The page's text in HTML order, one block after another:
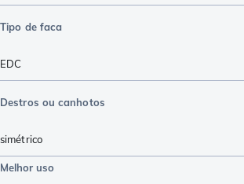
Tipo de faca
EDC
Destros ou canhotos
simétrico
Melhor uso